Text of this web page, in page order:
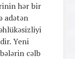
hər bir
adətən
Yeni
cəlb